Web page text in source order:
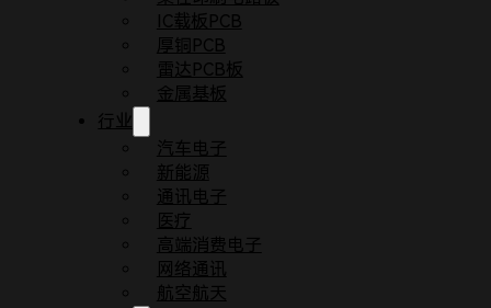
IC载板PCB
厚铜PCB
雷达PCB板
金属基板
行业
汽车电子
新能源
通讯电子
医疗
高端消费电子
网络通讯
航空航天
新闻
春启新章，实干为先；马踏祥云